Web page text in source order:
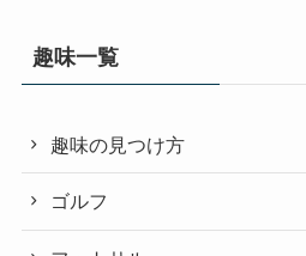
趣味一覧
趣味の見つけ方
ゴルフ